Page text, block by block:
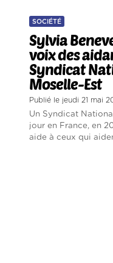
SOCIÉTÉ
Sylvia
voix des
Syndicat
Moselle-Est
Publié le jeudi 21 mai
Un Syndicat
jour en France, en
aide à ceux qui